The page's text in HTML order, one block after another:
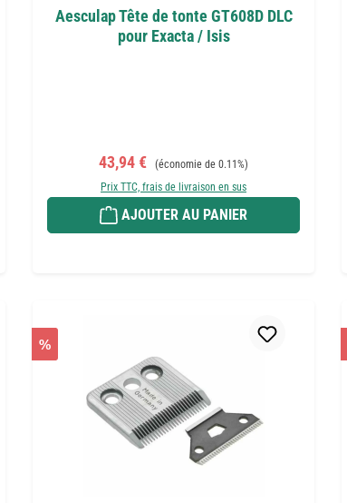
Aesculap Tête de tonte GT608D DLC
pour Exacta / Isis
Prix de vente :
43,94 € Prix régulier :
(économie de 0.11%)
Prix TTC, frais de livraison en sus
AJOUTER AU PANIER
%